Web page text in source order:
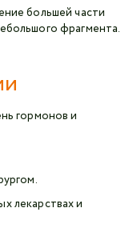
большей части
фрагмента.
гормонов и
лекарствах и